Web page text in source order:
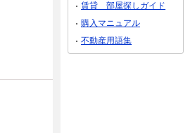
賃貸 部屋探しガイド
購入マニュアル
不動産用語集